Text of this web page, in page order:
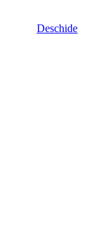
Deschide